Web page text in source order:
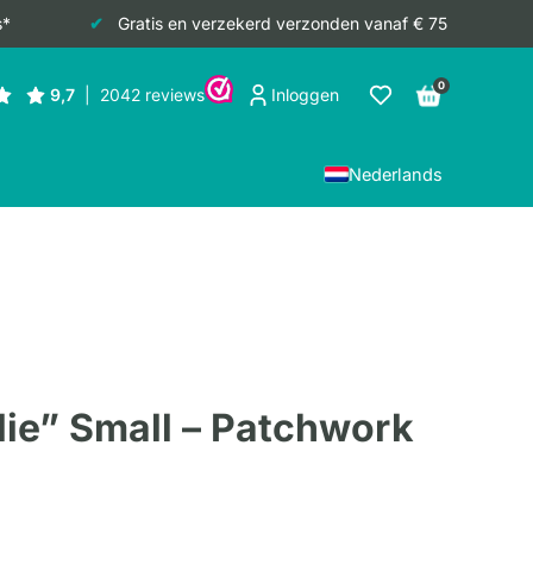
Gratis en verzekerd verzonden vanaf € 75
Inloggen 0
Nederlands
Small – Patchwork